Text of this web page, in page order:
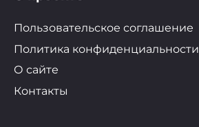
Пользовательское соглашение
Политика конфиденциальности
О сайте
Контакты